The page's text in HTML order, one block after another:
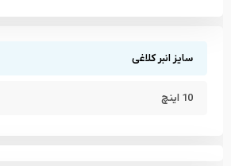
سایز انبر کلاغی
10 اینچ